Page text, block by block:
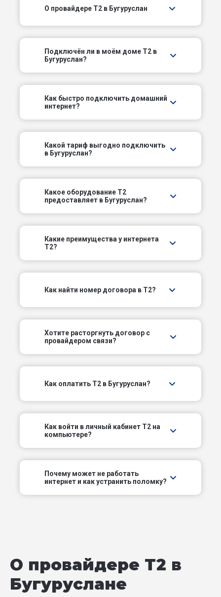
3-й Железнодорожный пер
3-й Оренбургский пер
4-й Кировский пер
4-й Оренбургский пер
5-й Кировский пер
5-й Оренбургский пер
Баймаковское шоссе
Безымянный пер
Боевой пер
Западный пер
Заречный пер
Зернистый пер
Ипподромный пер
Коммунальный пер
Кооперативный пер
О провайдере T2 в Бугуруслан
Подключëн ли в моём доме T2 в
Бугуруслан?
Как быстро подключить домашний
интернет?
Какой тариф выгодно подключить
в Бугуруслан?
Какое оборудование T2
предоставляет в Бугуруслан?
Какие преимущества у интернета
T2?
Как найти номер договора в T2?
Хотите расторгнуть договор с
провайдером связи?
Как оплатить T2 в Бугуруслан?
Как войти в личный кабинет T2 на
компьютере?
Почему может не работать
интернет и как устранить поломку?
О провайдере T2 в
Бугуруслане